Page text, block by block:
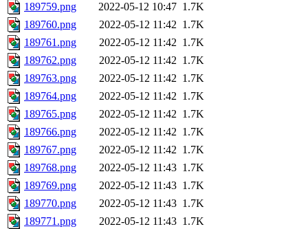
189759.png
2022-05-12 10:47 1.7K
189760.png
2022-05-12 11:42 1.7K
189761.png
2022-05-12 11:42 1.7K
189762.png
2022-05-12 11:42 1.7K
189763.png
2022-05-12 11:42 1.7K
189764.png
2022-05-12 11:42 1.7K
189765.png
2022-05-12 11:42 1.7K
189766.png
2022-05-12 11:42 1.7K
189767.png
2022-05-12 11:42 1.7K
189768.png
2022-05-12 11:43 1.7K
189769.png
2022-05-12 11:43 1.7K
189770.png
2022-05-12 11:43 1.7K
189771.png
2022-05-12 11:43 1.7K